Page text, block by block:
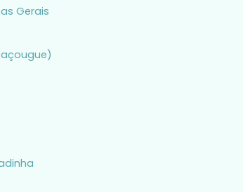
Gerais